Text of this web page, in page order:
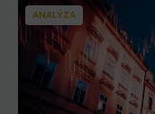
ANALÝZA